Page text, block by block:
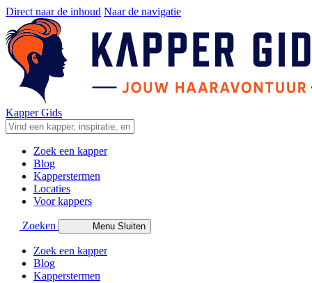
Direct naar de inhoud Naar de navigatie
Kapper Gids
Zoek een kapper
Blog
Kapperstermen
Locaties
Voor kappers
Zoeken Menu Sluiten
Zoek een kapper
Blog
Kapperstermen